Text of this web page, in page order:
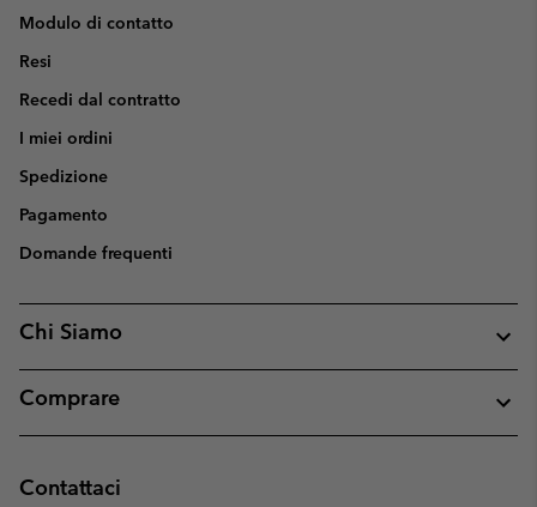
Modulo di contatto
Resi
Recedi dal contratto
I miei ordini
Spedizione
Pagamento
Domande frequenti
Chi Siamo
Comprare
Contattaci